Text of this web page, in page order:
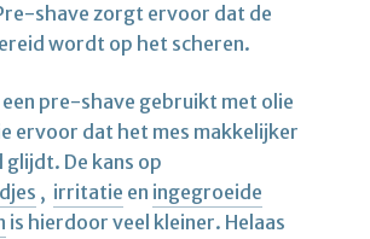
shave zorgt ervoor dat de
wordt op het scheren.
een pre-shave gebruikt met olie
ervoor dat het mes makkelijker
glijdt. De kans op
, irritatie en ingegroeide
is hierdoor veel kleiner. Helaas